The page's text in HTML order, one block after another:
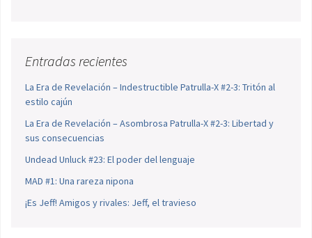
Entradas recientes
La Era de Revelación – Indestructible Patrulla-X #2-3: Tritón al
estilo cajún
La Era de Revelación – Asombrosa Patrulla-X #2-3: Libertad y
sus consecuencias
Undead Unluck #23: El poder del lenguaje
MAD #1: Una rareza nipona
¡Es Jeff! Amigos y rivales: Jeff, el travieso